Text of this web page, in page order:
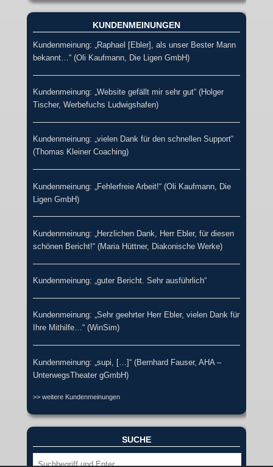
KUNDENMEINUNGEN
Kundenmeinung: „Raphael [Ebler], als unser Bester Mann
bekannt…“ (Oli Kaufmann, Die Ligen GmbH)
Kundenmeinung: „Website gefällt mir sehr gut“ (Holger
Tischer, Werbefuchs Ludwigshafen)
Kundenmeinung: „vielen Dank für den schnellen Support“
(Thomas Kleiner Coaching)
Kundenmeinung: „Fehlerfreie Arbeit!“ (Oli Kaufmann, Die
Ligen GmbH)
Kundenmeinung: „Herzlichen Dank, Herr Ebler, für diesen
schönen Bericht!“ (Maria Hüttner, Diakonische Werke)
Kundenmeinung: „guter Bericht. Sehr ausführlich“
Kundenmeinung: „Sehr geehrter Herr Ebler, vielen Dank für
Ihre Mithilfe…“ (WinSim)
Kundenmeinung: „supi, […]“ (Bernhard Fauser, AHA –
UnterwegsTheater gGmbH)
>> weitere Kundenmeinungen
SUCHE